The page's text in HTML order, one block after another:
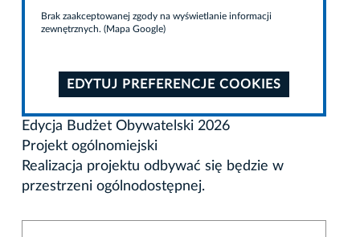
Brak zaakceptowanej zgody na wyświetlanie informacji
zewnętrznych. (Mapa Google)
EDYTUJ PREFERENCJE COOKIES
Edycja Budżet Obywatelski 2026
Projekt ogólnomiejski
Realizacja projektu odbywać się będzie w
przestrzeni ogólnodostępnej.